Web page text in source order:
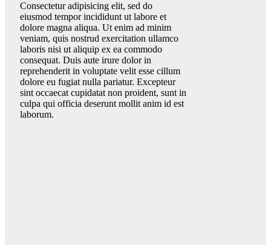
Consectetur adipisicing elit, sed do
eiusmod tempor incididunt ut labore et
dolore magna aliqua. Ut enim ad minim
veniam, quis nostrud exercitation ullamco
laboris nisi ut aliquip ex ea commodo
consequat. Duis aute irure dolor in
reprehenderit in voluptate velit esse cillum
dolore eu fugiat nulla pariatur. Excepteur
sint occaecat cupidatat non proident, sunt in
culpa qui officia deserunt mollit anim id est
laborum.